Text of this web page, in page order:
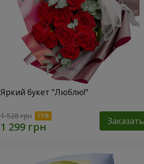
Яркий букет "Люблю!"
1 528 грн Заказать